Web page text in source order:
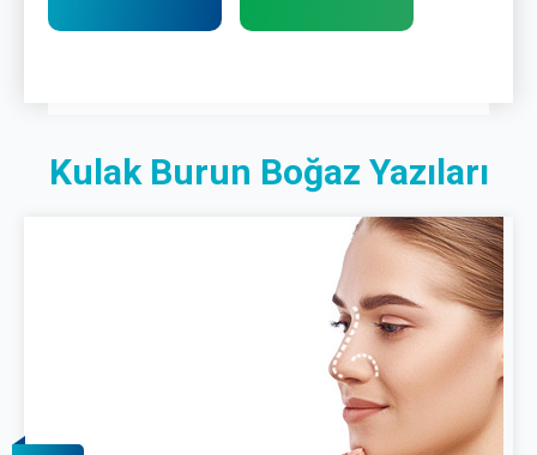
Kulak Burun Boğaz Yazıları